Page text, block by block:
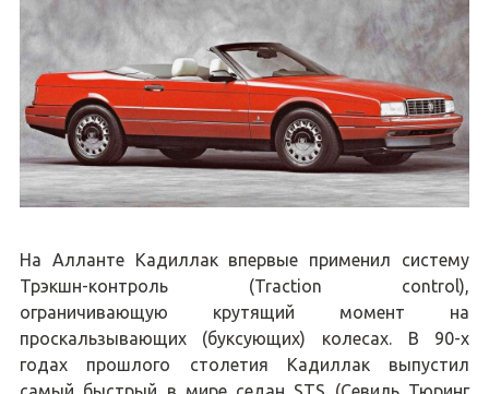
На Алланте Кадиллак впервые применил систему
Трэкшн-контроль (Traction control),
ограничивающую крутящий момент на
проскальзывающих (буксующих) колесах. В 90-х
годах прошлого столетия Кадиллак выпустил